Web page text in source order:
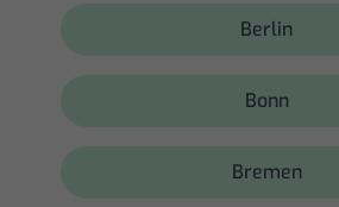
Berlin
Bonn
Bremen